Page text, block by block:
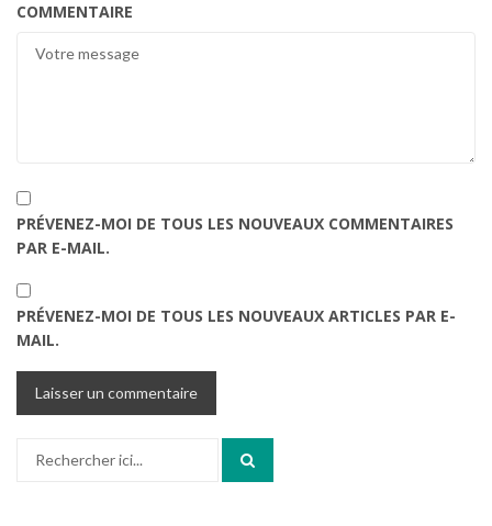
COMMENTAIRE
PRÉVENEZ-MOI DE TOUS LES NOUVEAUX COMMENTAIRES
PAR E-MAIL.
PRÉVENEZ-MOI DE TOUS LES NOUVEAUX ARTICLES PAR E-
MAIL.